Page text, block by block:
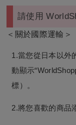
請使用
＜關於國際運輸＞
1.當您從日本以外
動顯示
標）。
2.將您喜歡的商品